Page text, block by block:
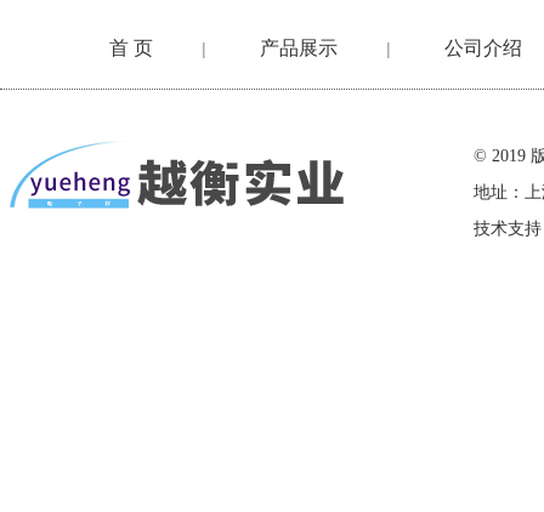
首 页 | 产品展示 | 公司介绍
© 2019
地址：
技术支